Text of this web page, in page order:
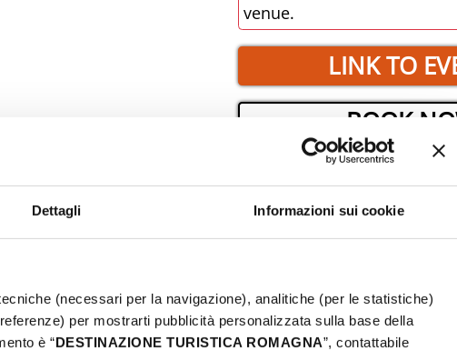
Dettagli Informazioni sui cookie
(necessari per la navigazione), analitiche (per le statistiche)
per mostrarti pubblicità personalizzata sulla base della
è “DESTINAZIONE TURISTICA ROMAGNA”, contattabile
venue.
LINK TO
BOOK